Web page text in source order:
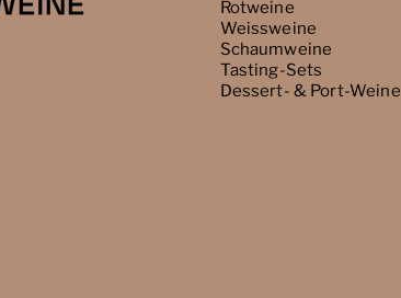
Rotweine
Weissweine
Schaumweine
Tasting-Sets
Dessert- & Port-Weine